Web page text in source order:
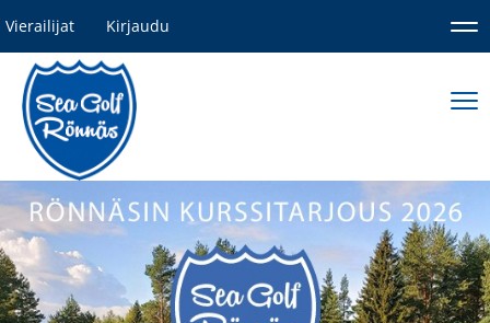
Vierailijat Kirjaudu